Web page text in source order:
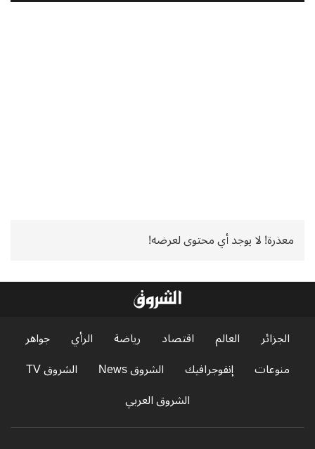
معذرة! لا يوجد أي محتوى لعرضه!
الجزائر العالم اقتصاد رياضة الرأي
جواهر
منوعات
إنفوجرافيك الشروق News
الشروق TV
الشروق العربي